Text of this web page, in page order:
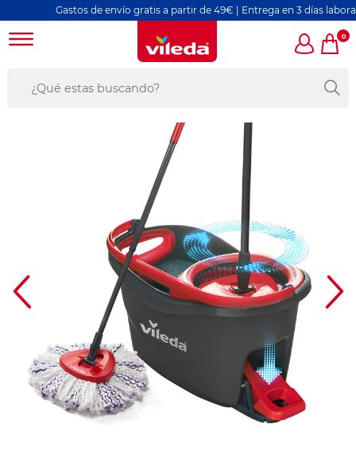
Gastos de envío gratis a partir de 49€ | Entrega en 3 días laborables
0